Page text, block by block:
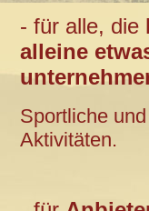
-für alle, die
alleine
Sportliche
Aktivitäten.